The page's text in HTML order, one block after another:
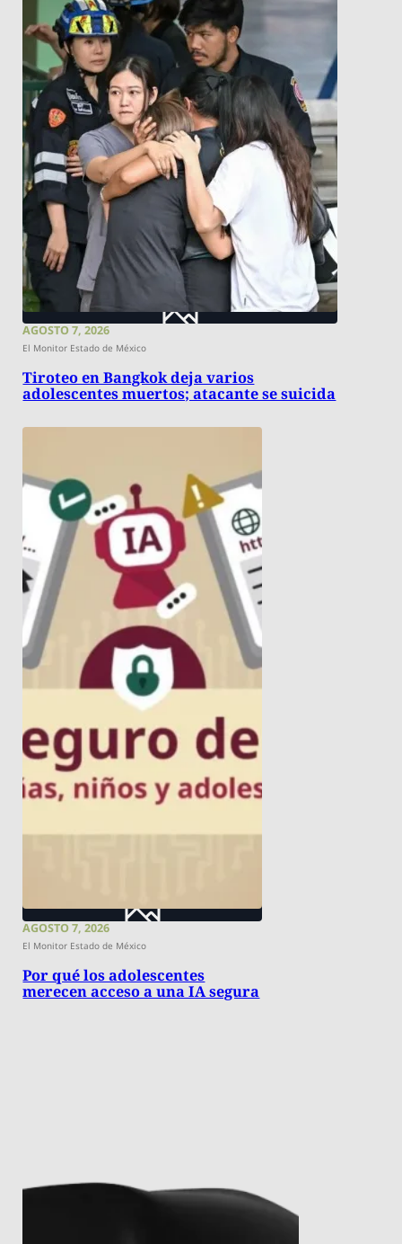
AGOSTO 7, 2026
El Monitor Estado de México
Tiroteo en Bangkok deja varios
adolescentes muertos; atacante se suicida
AGOSTO 7, 2026
El Monitor Estado de México
Por qué los adolescentes
merecen acceso a una IA segura